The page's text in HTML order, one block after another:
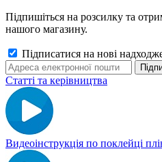
Підпишіться на розсилку та
нашого магазину.
Підписатися на нові
Статті та керівництва
Видеоінструкція по поклейці